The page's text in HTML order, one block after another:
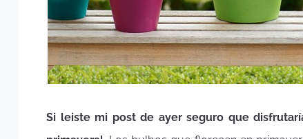
Si leiste mi post de ayer seguro que